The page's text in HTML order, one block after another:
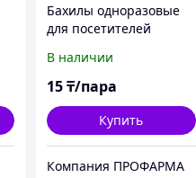
Бахилы одноразовые
для посетителей
В наличии
15₸/пара
Купить
Компания ПРОФАРМА